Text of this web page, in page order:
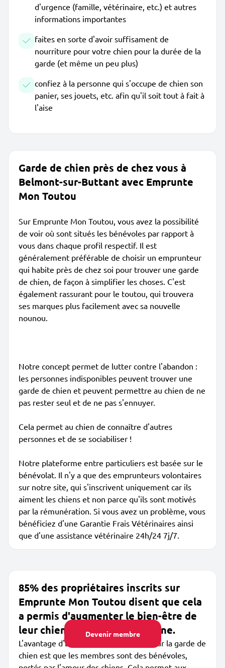
Devenir membre
d'urgence (famille, vétérinaire, etc.) et autres
informations importantes
faites en sorte d'avoir suffisament de
nourriture pour votre chien pour la durée de la
garde (et même un peu plus)
confiez à la personne qui s'occupe de chien son
panier, ses jouets, etc. afin qu'il soit tout à fait à
l'aise
Garde de chien près de chez vous à
Belmont-sur-Buttant avec Emprunte
Mon Toutou
Sur Emprunte Mon Toutou, vous avez la possibilité
de voir où sont situés les bénévoles par rapport à
vous dans chaque profil respectif. Il est
généralement préférable de choisir un emprunteur
qui habite près de chez soi pour trouver une garde
de chien, de façon à simplifier les choses. C'est
également rassurant pour le toutou, qui trouvera
ses marques plus facilement avec sa nouvelle
nounou.
Notre concept permet de lutter contre l'abandon :
les personnes indisponibles peuvent trouver une
garde de chien et peuvent permettre au chien de ne
pas rester seul et de ne pas s'ennuyer.
Cela permet au chien de connaître d'autres
personnes et de se sociabiliser !
Notre plateforme entre particuliers est basée sur le
bénévolat. Il n'y a que des emprunteurs volontaires
sur notre site, qui s'inscrivent uniquement car ils
aiment les chiens et non parce qu'ils sont motivés
par la rémunération. Si vous avez un problème, vous
bénéficiez d'une Garantie Frais Vétérinaires ainsi
que d'une assistance vétérinaire 24h/24 7j/7.
85% des propriétaires inscrits sur
Emprunte Mon Toutou disent que cela
a permis d'augmenter le bien-être de
leur chien, de +50% en moyenne.
L'avantage d'Emprunte Mon Toutou pour la garde de
chien est que les membres sont des bénévoles,